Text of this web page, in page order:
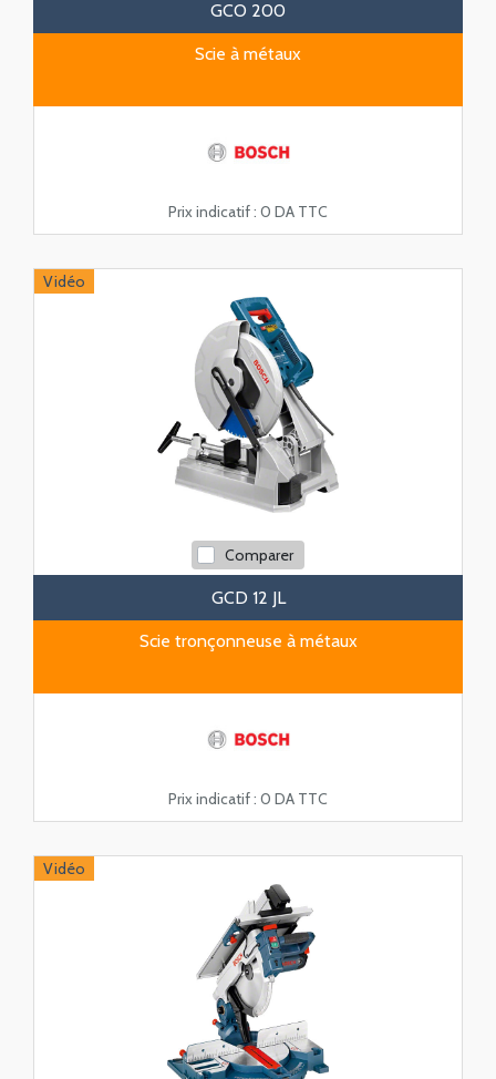
GCO 200
Scie à métaux
Prix indicatif : 0 DA TTC
Vidéo
Comparer
GCD 12 JL
Scie tronçonneuse à métaux
Prix indicatif : 0 DA TTC
Vidéo